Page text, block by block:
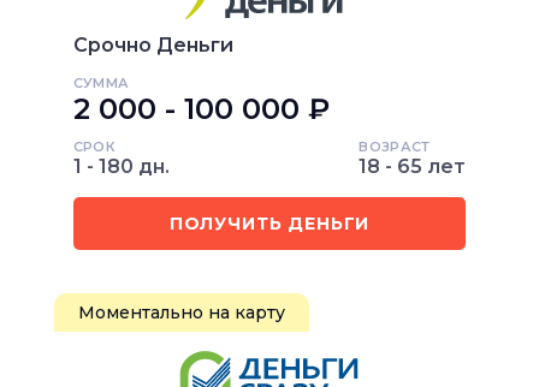
Срочно Деньги
СУММА
2 000 - 100 000 ₽
СРОК
1 - 180 дн.
ВОЗРАСТ
18 - 65 лет
ПОЛУЧИТЬ ДЕНЬГИ
Моментально на карту